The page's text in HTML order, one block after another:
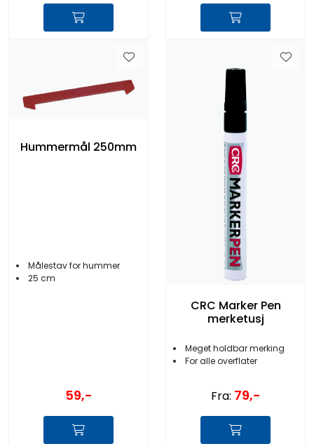
Hummermål 250mm
Målestav for hummer
25 cm
59,-
CRC Marker Pen
merketusj
Meget holdbar merking
For alle overflater
Fra: 79,-